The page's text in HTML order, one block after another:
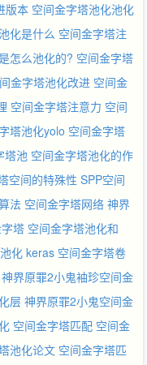
版本 空间金字塔池化池化
化是什么 空间金字塔注
怎么池化的? 空间金字塔
金字塔池化改进 空间金
空间金字塔注意力 空间
塔池化yolo 空间金字塔
塔池 空间金字塔池化的作
空间的特殊性 SPP空间
法 空间金字塔网络 神界
塔 空间金字塔池化和
化 keras 空间金字塔卷
神界原罪2小鬼袖珍空间金
层 神界原罪2小鬼空间金
空间金字塔匹配 空间金
池化论文 空间金字塔匹